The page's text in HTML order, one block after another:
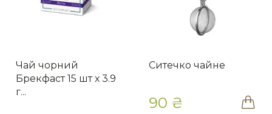
Чай чорний
Брекфаст 15 шт х 3.9
г...
Ситечко чайне
90 ₴